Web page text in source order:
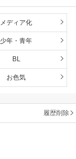
メディア化
少年・青年
BL
お色気
履歴削除